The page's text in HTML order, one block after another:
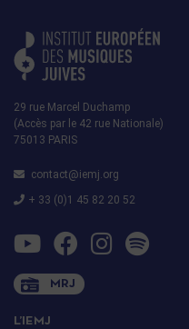
29 rue Marcel Duchamp
(Accès par le 42 rue Nationale)
75013 PARIS
contact@iemj.org
+ 33 (0)1 45 82 20 52
MRJ
L’IEMJ